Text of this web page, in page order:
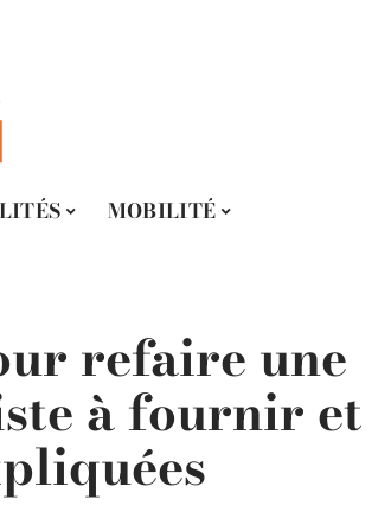
MOBILITÉ
refaire une
à fournir et